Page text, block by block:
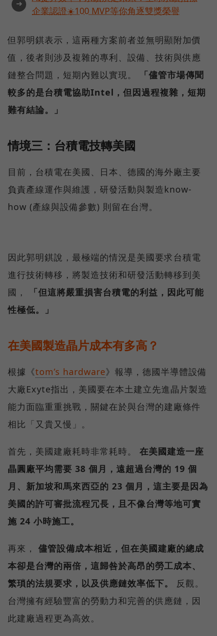
➜
企業認證☀️100 MVP等你角逐雙獎榮譽
但郭明錤表示，這兩種方案前者並無明顯附加價
值，後者則涉及複雜的專利、設備、技術與供應
鏈整合問題，短期內難以實現。
「儘管市場傳聞
較多的是台積電協助Intel，但因過程複雜，短期
難有結論。」
情境三：台積電技轉美國
目前，台積電在美國、日本、德國的海外廠主要
負責產線運作與維護，研發活動與製造know-
how (產線與設備參數) 則留在台灣。
因此郭明錤說，最極端的情況是美國要求台積電
進行技術轉移，將製造技術和研發活動轉移到美
國，
「但這將嚴重損害台積電的利益，因此可能
性極低。」
在美國製造晶片成本有多高？
根據《tom’s hardware》報導，德國半導體設備
大廠Exyte指出，美國要在本土建立先進晶片製造
能力面臨重重挑戰，關鍵在於與台灣的建廠條件
相比「又貴又慢」。
首先，美國建廠耗時非常耗時。 在美國建造一座
晶圓廠平均需要 38 個月，遠超過台灣的 19 個
月、新加坡和馬來西亞的 23 個月，這主要是因為
美國的許可審批流程冗長，且不像台灣等地可實
施 24 小時施工。
再來， 儘管設備成本相近，但在美國建廠的總成
本卻是台灣的兩倍，這歸咎於高昂的勞工成本、
繁瑣的法規要求，以及供應鏈效率低下。
反觀。
台灣擁有經驗豐富的勞動力和完善的供應鏈，因
此建廠過程更為高效。